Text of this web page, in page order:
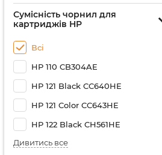
Сумісність чорнил для
картриджів HP
Всі
HP 110 CB304AE
HP 121 Black CC640HE
HP 121 Color CC643HE
HP 122 Black CH561HE
Дивитись все